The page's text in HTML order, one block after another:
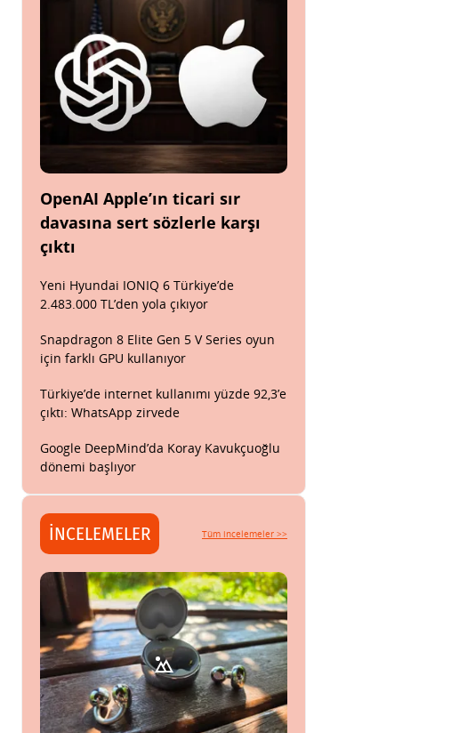
OpenAI Apple’ın ticari sır
davasına sert sözlerle karşı
çıktı
Yeni Hyundai IONIQ 6 Türkiye’de
2.483.000 TL’den yola çıkıyor
Snapdragon 8 Elite Gen 5 V Series oyun
için farklı GPU kullanıyor
Türkiye’de internet kullanımı yüzde 92,3’e
çıktı: WhatsApp zirvede
Google DeepMind’da Koray Kavukçuoğlu
dönemi başlıyor
İNCELEMELER Tüm incelemeler >>